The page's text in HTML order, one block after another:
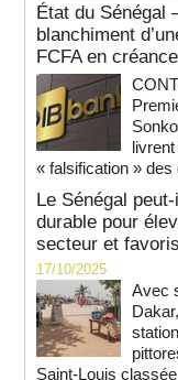
État du Sénégal
blanchiment
FCFA en
« falsification »
Le Sénégal
durable pour
secteur et
17/10/2025
Avec
Saint-Louis